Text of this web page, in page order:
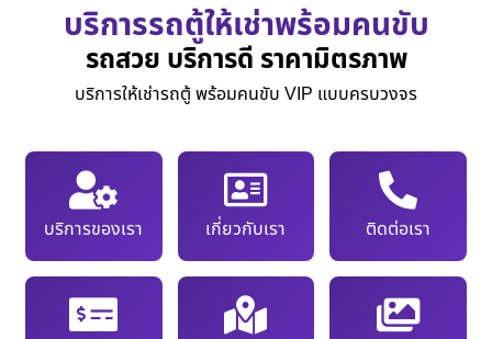
บริการรถตู้ให้เช่าพร้อมคนขับ
รถสวย บริการดี ราคามิตรภาพ
บริการให้เช่ารถตู้ พร้อมคนขับ VIP แบบครบวงจร
บริการของเรา เกี่ยวกับเรา ติดต่อเรา